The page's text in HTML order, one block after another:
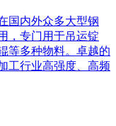
国内外众多大型钢
，专门用于吊运锭
等多种物料。卓越的
工行业高强度、高频